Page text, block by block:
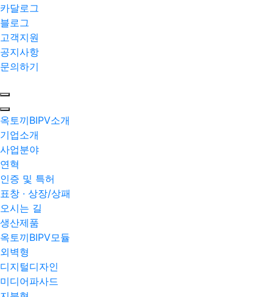
카달로그
블로그
고객지원
공지사항
문의하기
옥토끼BIPV소개
기업소개
사업분야
연혁
인증 및 특허
표창 · 상장/상패
오시는 길
생산제품
옥토끼BIPV모듈
외벽형
디지털디자인
미디어파사드